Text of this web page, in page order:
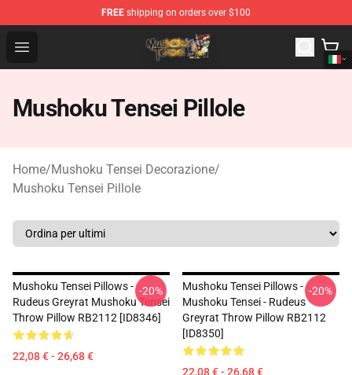
FREE shipping on orders over $100
Open menu
Mushoku Tensei Store - Official Mushoku Tensei
Mushoku Tensei Pillole
Home/Mushoku Tensei Decorazione/
Mushoku Tensei Pillole
Mushoku Tensei Pillows -
Rudeus Greyrat Mushoku Tensei
Throw Pillow RB2112 [ID8346]
22,08 € - 26,68 €
-20%
Mushoku Tensei Pillows -
Mushoku Tensei - Rudeus
Greyrat Throw Pillow RB2112
[ID8350]
22,08 € - 26,68 €
-20%